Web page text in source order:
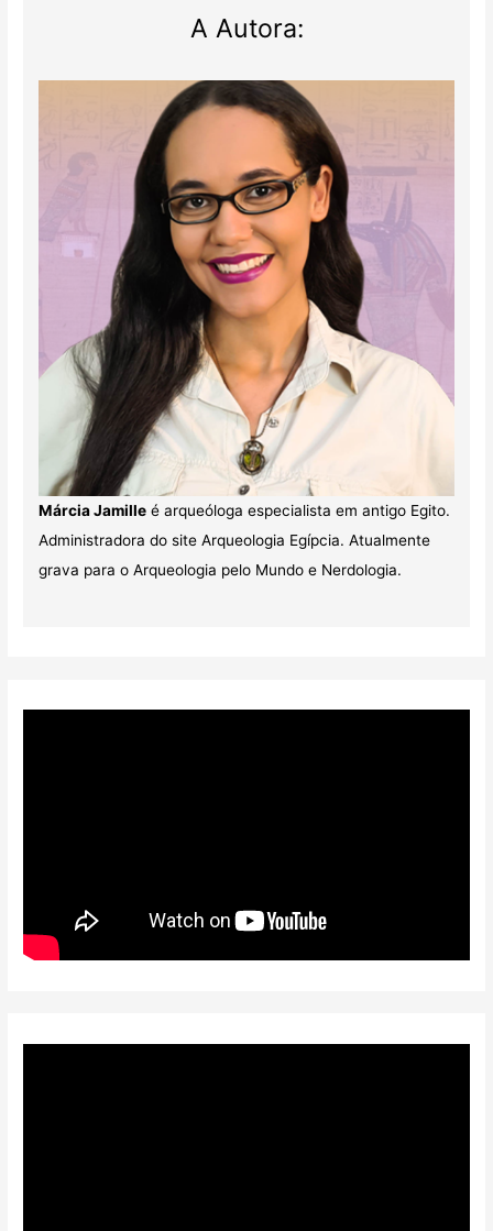
A Autora:
Márcia Jamilleé arqueóloga especialista em antigo Egito.
Administradora do site Arqueologia Egípcia. Atualmente
grava para o Arqueologia pelo Mundo e Nerdologia.